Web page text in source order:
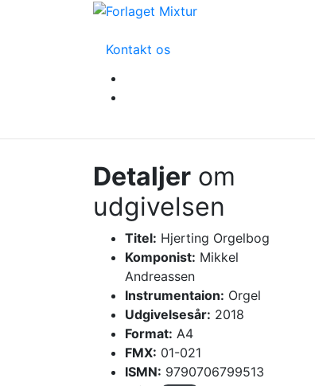
Kontakt os
Detaljer om
udgivelsen
Titel: Hjerting Orgelbog
Komponist: Mikkel
Andreassen
Instrumentaion: Orgel
Udgivelsesår: 2018
Format: A4
FMX: 01-021
ISMN: 9790706799513